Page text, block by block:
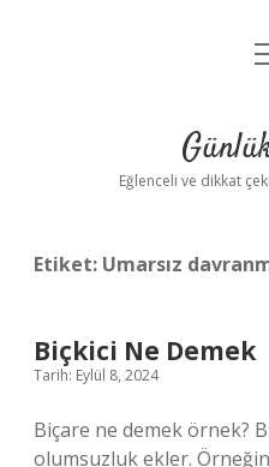
Eğlenceli ve dikkat
Etiket: Umarsız
Biçkici Ne Demek
Tarih: Eylül 8, 2024
Biçare ne demek örnek?
olumsuzluk ekler.